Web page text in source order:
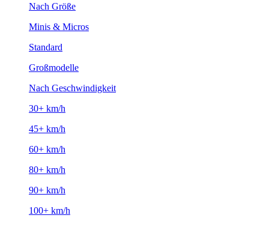
Nach Größe
Minis & Micros
Standard
Großmodelle
Nach Geschwindigkeit
30+ km/h
45+ km/h
60+ km/h
80+ km/h
90+ km/h
100+ km/h